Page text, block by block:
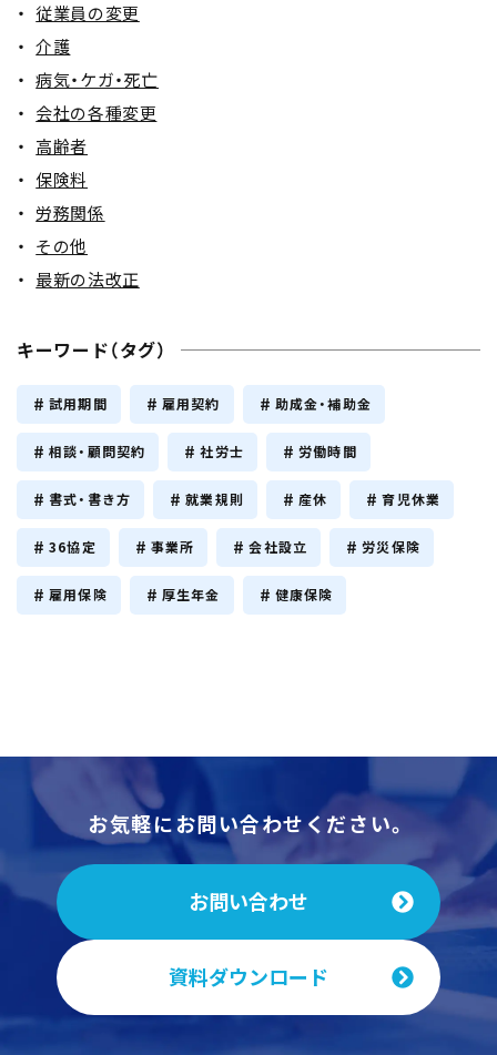
従業員の変更
介護
病気・ケガ・死亡
会社の各種変更
高齢者
保険料
労務関係
その他
最新の法改正
キーワード（タグ）
試用期間 雇用契約 助成金・補助金
相談・顧問契約 社労士 労働時間
書式・書き方 就業規則 産休 育児休業
36協定 事業所 会社設立 労災保険
雇用保険 厚生年金 健康保険
お気軽にお問い合わせください。
お問い合わせ
資料ダウンロード